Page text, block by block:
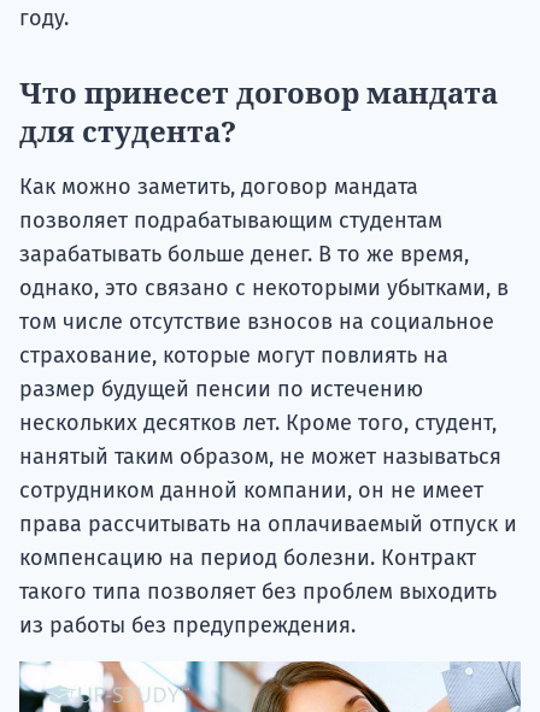
году.
Что принесет договор мандата
для студента?
Как можно заметить, договор мандата
позволяет подрабатывающим студентам
зарабатывать больше денег. В то же время,
однако, это связано с некоторыми убытками, в
том числе отсутствие взносов на социальное
страхование, которые могут повлиять на
размер будущей пенсии по истечению
нескольких десятков лет. Кроме того, студент,
нанятый таким образом, не может называться
сотрудником данной компании, он не имеет
права рассчитывать на оплачиваемый отпуск и
компенсацию на период болезни. Контракт
такого типа позволяет без проблем выходить
из работы без предупреждения.